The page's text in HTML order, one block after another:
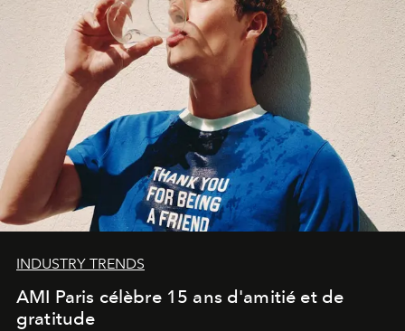
INDUSTRY TRENDS
AMI Paris célèbre 15 ans d'amitié et de
gratitude